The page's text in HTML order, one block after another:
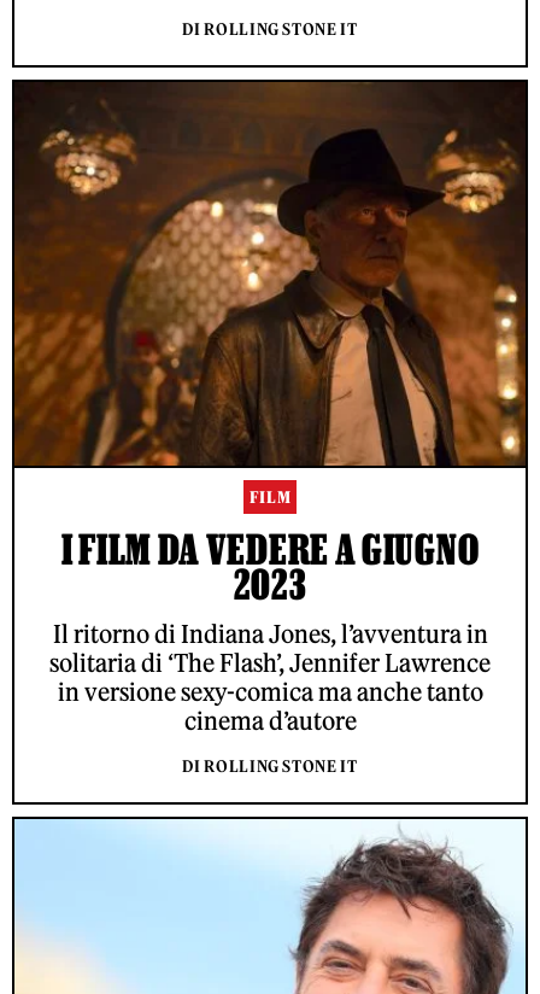
DI ROLLING STONE IT
FILM
I FILM DA VEDERE A GIUGNO
2023
Il ritorno di Indiana Jones, l’avventura in
solitaria di ‘The Flash’, Jennifer Lawrence
in versione sexy-comica ma anche tanto
cinema d’autore
DI ROLLING STONE IT